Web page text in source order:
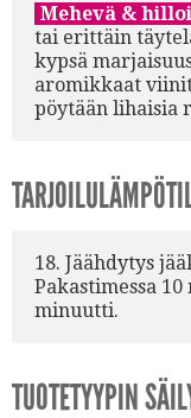
Mehevä &
tai erittäin
kypsä
aromikkaat
pöytään lihaisia
18. Jäähdytys
Pakastimessa 10
minuutti.
TUOTETYYPIN